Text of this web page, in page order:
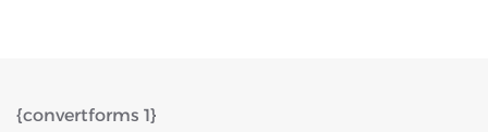
{convertforms 1}